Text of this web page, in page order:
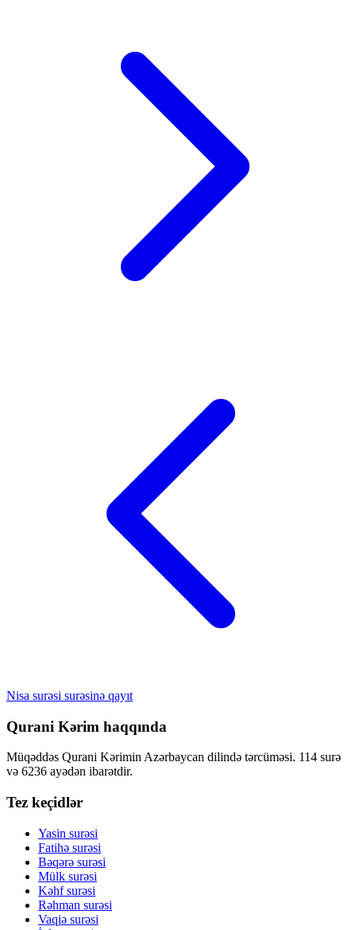
Nisa surəsi surəsinə qayıt
Qurani Kərim haqqında
Müqəddəs Qurani Kərimin Azərbaycan dilində tərcüməsi. 114 surə
və 6236 ayədən ibarətdir.
Tez keçidlər
Yasin surəsi
Fatihə surəsi
Bəqərə surəsi
Mülk surəsi
Kəhf surəsi
Rəhman surəsi
Vaqiə surəsi